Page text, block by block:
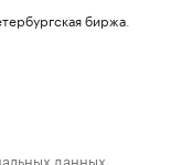
биржа
данных